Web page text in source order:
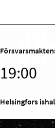
19:00
Helsingfors